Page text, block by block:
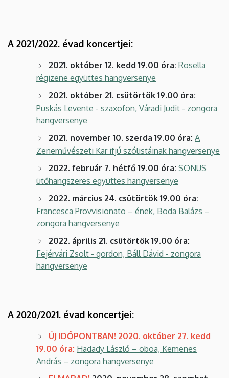
A 2021/2022. évad koncertjei:
2021. október 12. kedd 19.00 óra: Rosella
régizene együttes hangversenye
2021. október 21. csütörtök 19.00 óra:
Puskás Levente - szaxofon, Váradi Judit - zongora
hangversenye
2021. november 10. szerda 19.00 óra: A
Zeneművészeti Kar ifjú szólistáinak hangversenye
2022. február 7. hétfő 19.00 óra: SONUS
ütőhangszeres együttes hangversenye
2022. március 24. csütörtök 19.00 óra:
Francesca Provvisionato – ének, Boda Balázs –
zongora hangversenye
2022. április 21. csütörtök 19.00 óra:
Fejérvári Zsolt - gordon, Báll Dávid - zongora
hangversenye
A 2020/2021. évad koncertjei:
ÚJ IDŐPONTBAN! 2020. október 27. kedd
19.00 óra: Hadady László – oboa, Kemenes
András – zongora hangversenye